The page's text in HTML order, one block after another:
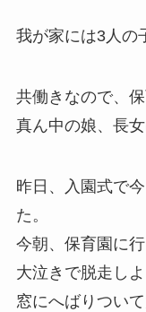
我が家には3人の
共働きなので、
真ん中の娘、長
昨日、入園式で
た。
今朝、保育園に
大泣きで脱走し
窓にへばりついて